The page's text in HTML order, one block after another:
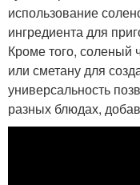
использование
ингредиента для
Кроме того, соленый
или сметану для
универсальность
разных блюдах,